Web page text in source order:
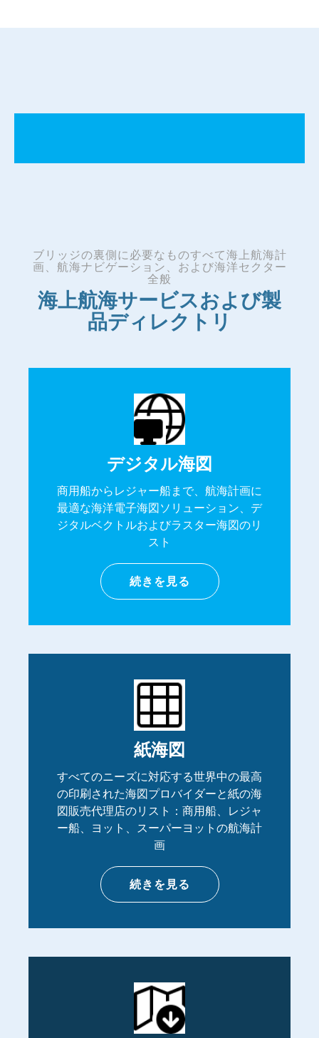
ブリッジの裏側に必要なものすべて海上航海計
画、航海ナビゲーション、および海洋セクター
全般
海上航海サービスおよび製
品ディレクトリ
デジタル海図
商用船からレジャー船まで、航海計画に
最適な海洋電子海図ソリューション、デ
ジタルベクトルおよびラスター海図のリ
スト
続きを見る
紙海図
すべてのニーズに対応する世界中の最高
の印刷された海図プロバイダーと紙の海
図販売代理店のリスト：商用船、レジャ
ー船、ヨット、スーパーヨットの航海計
画
続きを見る